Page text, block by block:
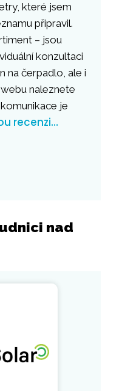
které jsem
připravil.
– jsou
konzultaci
na čerpadlo, ale i
naleznete
je
recenzi…
nad